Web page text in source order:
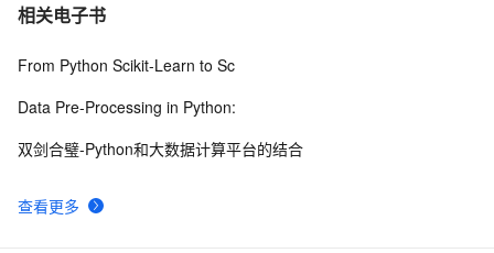
相关电子书
查看更多
From Python Scikit-Learn to Sc
Data Pre-Processing in Python:
双剑合璧-Python和大数据计算平台的结合